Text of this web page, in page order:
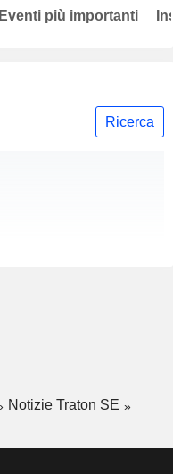
Ricerca
Eventi più importanti
Notizie Traton SE